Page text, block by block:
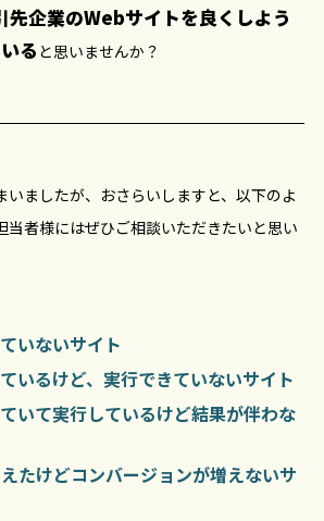
先企業のWebサイトを良くしよう
る と思いませんか？
いましたが、おさらいしますと、以下のよ
当者様にはぜひご相談いただきたいと思い
いないサイト
いるけど、実行できていないサイト
いて実行しているけど結果が伴わな
たけどコンバージョンが増えないサ